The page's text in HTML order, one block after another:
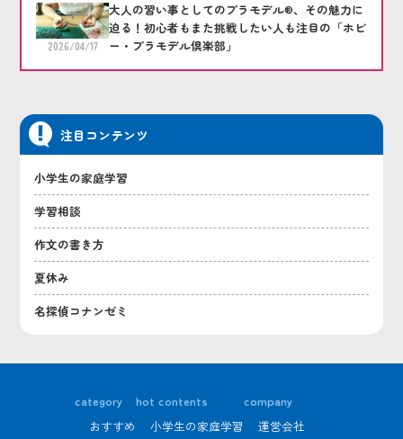
2026/04/17
大人の習い事としてのプラモデル®、その魅力に
迫る！初心者もまた挑戦したい人も注目の「ホビ
ー・プラモデル倶楽部」
注目コンテンツ
小学生の家庭学習
学習相談
作文の書き方
夏休み
名探偵コナンゼミ
category
おすすめ
hot contents
小学生の家庭学習
company
運営会社